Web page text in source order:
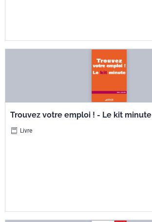
Trouvez votre emploi ! - Le kit minute
Livre